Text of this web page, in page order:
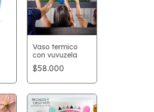
Vaso termico
con vuvuzela
$58.000